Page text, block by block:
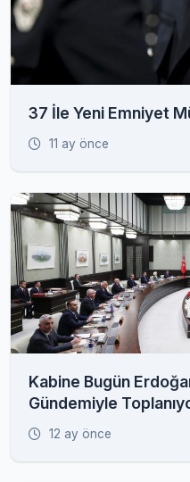
37 İle Yeni Emniyet
11 ay önce
Kabine Bugün
Gündemiyle
12 ay önce